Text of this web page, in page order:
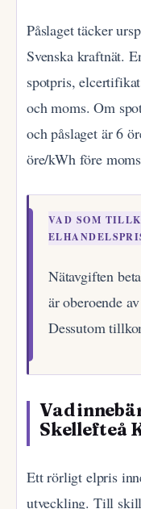
Påslaget täcker
Svenska kraftnät.
spotpris,
och moms. Om
och påslaget är 6
öre/kWh före
VAD SOM
Nätavgiften
är oberoende
Dessutom
Vad
Skellefteå
Ett rörligt elpris
utveckling. Till